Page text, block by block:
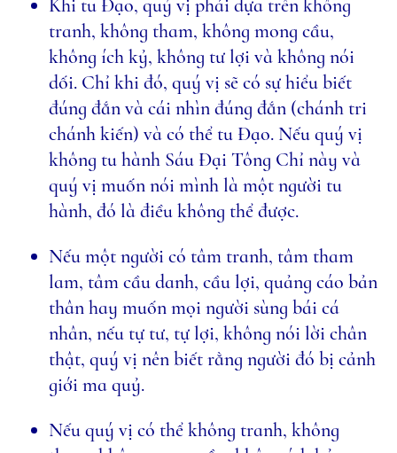
Khi tu Đạo, quý vị phải dựa trên không
tranh, không tham, không mong cầu,
không ích kỷ, không tư lợi và không nói
dối. Chỉ khi đó, quý vị sẽ có sự hiểu biết
đúng đắn và cái nhìn đúng đắn (chánh tri
chánh kiến) và có thể tu Đạo. Nếu quý vị
không tu hành Sáu Ðại Tông Chỉ này và
quý vị muốn nói mình là một người tu
hành, đó là điều không thể được.
Nếu một người có tâm tranh, tâm tham
lam, tâm cầu danh, cầu lợi, quảng cáo bản
thân hay muốn mọi người sùng bái cá
nhân, nếu tự tư, tự lợi, không nói lời chân
thật, quý vị nên biết rằng người đó bị cảnh
giới ma quỷ.
Nếu quý vị có thể không tranh, không